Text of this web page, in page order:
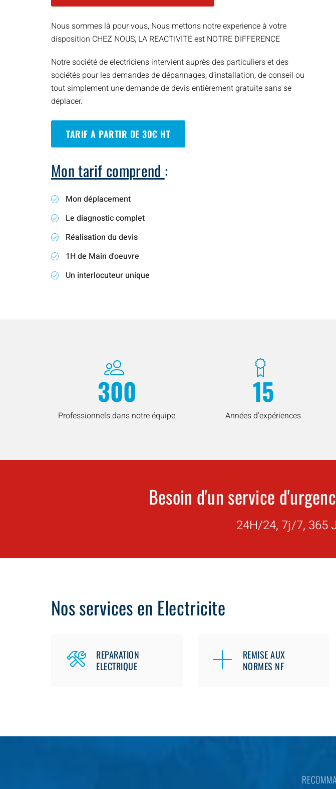
Nous sommes là pour vous, Nous mettons notre experience à votre
disposition CHEZ NOUS, LA REACTIVITE est NOTRE DIFFERENCE
Notre société de electriciens intervient auprès des particuliers et des
sociétés pour les demandes de dépannages, d’installation, de conseil ou
tout simplement une demande de devis entièrement gratuite sans se
déplacer.
TARIF A PARTIR DE 30€ HT
Mon tarif comprend :
Mon déplacement
Le diagnostic complet
Réalisation du devis
1H de Main d'oeuvre
Un interlocuteur unique
300
Professionnels dans notre équipe
15
Années d'expériences
Besoin d'un service
24H/24, 7j/7, 365
Nos services en Electricite
REPARATION
ELECTRIQUE
REMISE AUX
NORMES NF